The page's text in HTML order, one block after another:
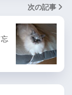
次の記事